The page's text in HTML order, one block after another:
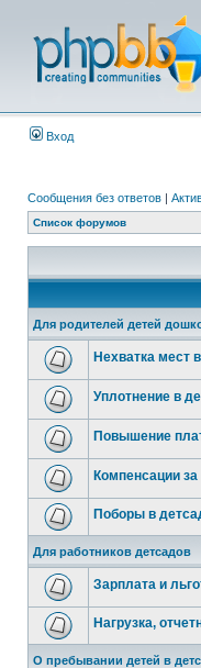
Вход
Сообщения без ответов |
Список форумов
Для родителей детей
Нехватка мест
Уплотнение в
Повышение
Компенсации
Поборы в
Для работников детсадов
Зарплата и
Нагрузка,
О пребывании детей в